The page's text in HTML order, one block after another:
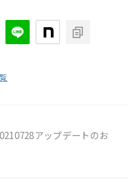
アップデートのお